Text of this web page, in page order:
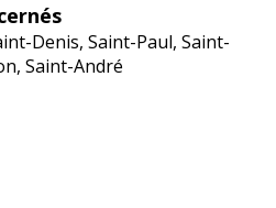
Denis, Saint-Paul, Saint-
Saint-André